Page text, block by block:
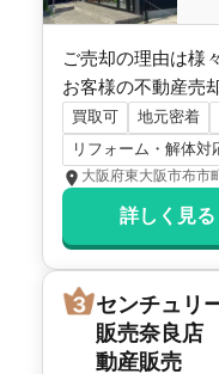
ご売却の理由は様
お客様の不動産売
買取可 地元密着
リフォーム・解体対
大阪府東大阪市布市
詳しく見る
センチュリ
販売奈良店
動産販売